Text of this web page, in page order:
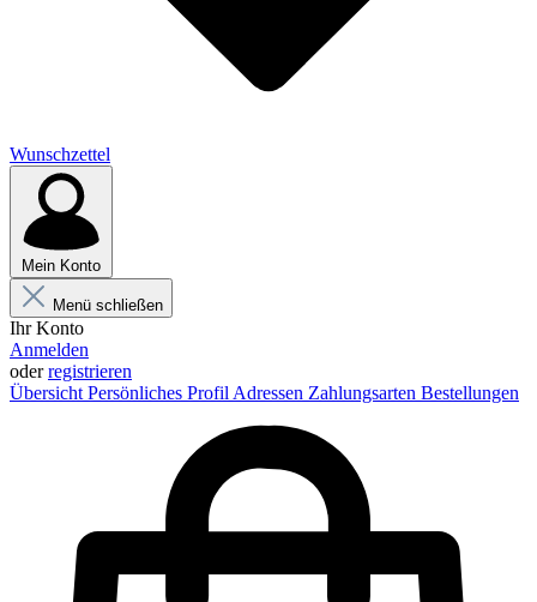
Wunschzettel
Mein Konto
Menü schließen
Ihr Konto
Anmelden
oderregistrieren
Übersicht Persönliches Profil Adressen Zahlungsarten Bestellungen